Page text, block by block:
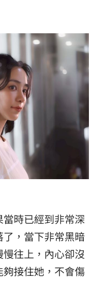
當時已經到非常深
，當下非常黑暗
往上，內心卻沒
接住她，不會傷